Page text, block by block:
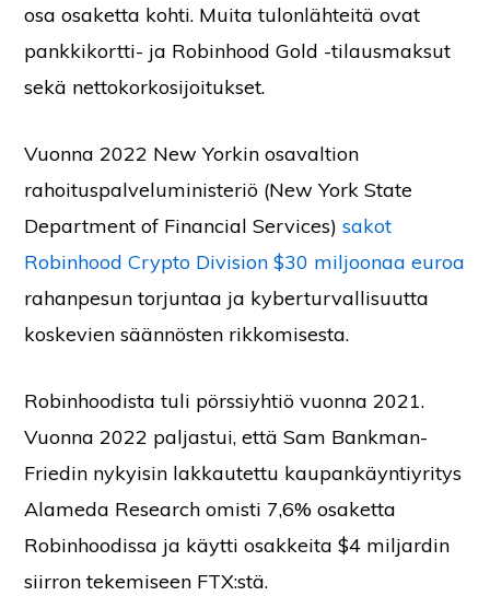
osa osaketta kohti. Muita tulonlähteitä ovat
pankkikortti- ja Robinhood Gold -tilausmaksut
sekä nettokorkosijoitukset.
Vuonna 2022 New Yorkin osavaltion
rahoituspalveluministeriö (New York State
Department of Financial Services)sakot
Robinhood Crypto Division $30 miljoonaa euroa
rahanpesun torjuntaa ja kyberturvallisuutta
koskevien säännösten rikkomisesta.
Robinhoodista tuli pörssiyhtiö vuonna 2021.
Vuonna 2022 paljastui, että Sam Bankman-
Friedin nykyisin lakkautettu kaupankäyntiyritys
Alameda Research omisti 7,6% osaketta
Robinhoodissa ja käytti osakkeita $4 miljardin
siirron tekemiseen FTX:stä.